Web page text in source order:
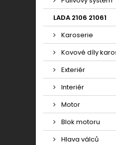
LADA 2106 21061
Karoserie
Kovové díly
Exteriér
Interiér
Motor
Blok motoru
Hlava válců